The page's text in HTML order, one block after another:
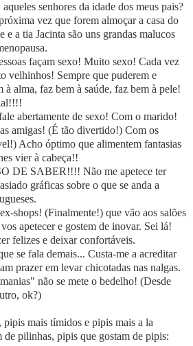
senhores da idade dos meus pais?
vez que forem almoçar a casa do
e a tia Jacinta são uns grandas malucos
façam sexo! Muito sexo! Cada vez
velhinhos! Sempre que puderem e
à alma, faz bem à saúde, faz bem à pele!
abertamente de sexo! Com o marido!
amigas! (É tão divertido!) Com os
Acho óptimo que alimentem fantasias
vier à cabeça!!
DE SABER!!!! Não me apetece ter
gráficas sobre o que se anda a
shops! (Finalmente!) que vão aos salões
apetecer e gostem de inovar. Sei lá!
felizes e deixar confortáveis.
se fala demais... Custa-me a acreditar
prazer em levar chicotadas nas nalgas.
não se mete o bedelho! (Desde
ok?)
mais tímidos e pipis mais a la
de pilinhas, pipis que gostam de pipis: